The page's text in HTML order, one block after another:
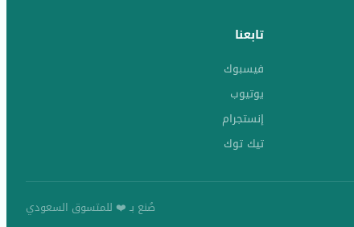
تابعنا
فيسبوك
يوتيوب
إنستجرام
تيك توك
صُنع بـ ❤️ للمتسوق السعودي